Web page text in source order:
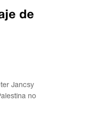
de
Jancsy
no